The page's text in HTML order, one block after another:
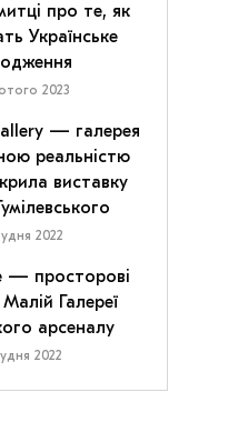
про те, як
Українське
2023
— галерея
реальністю
виставку
2022
— просторові
Галереї
арсеналу
2022